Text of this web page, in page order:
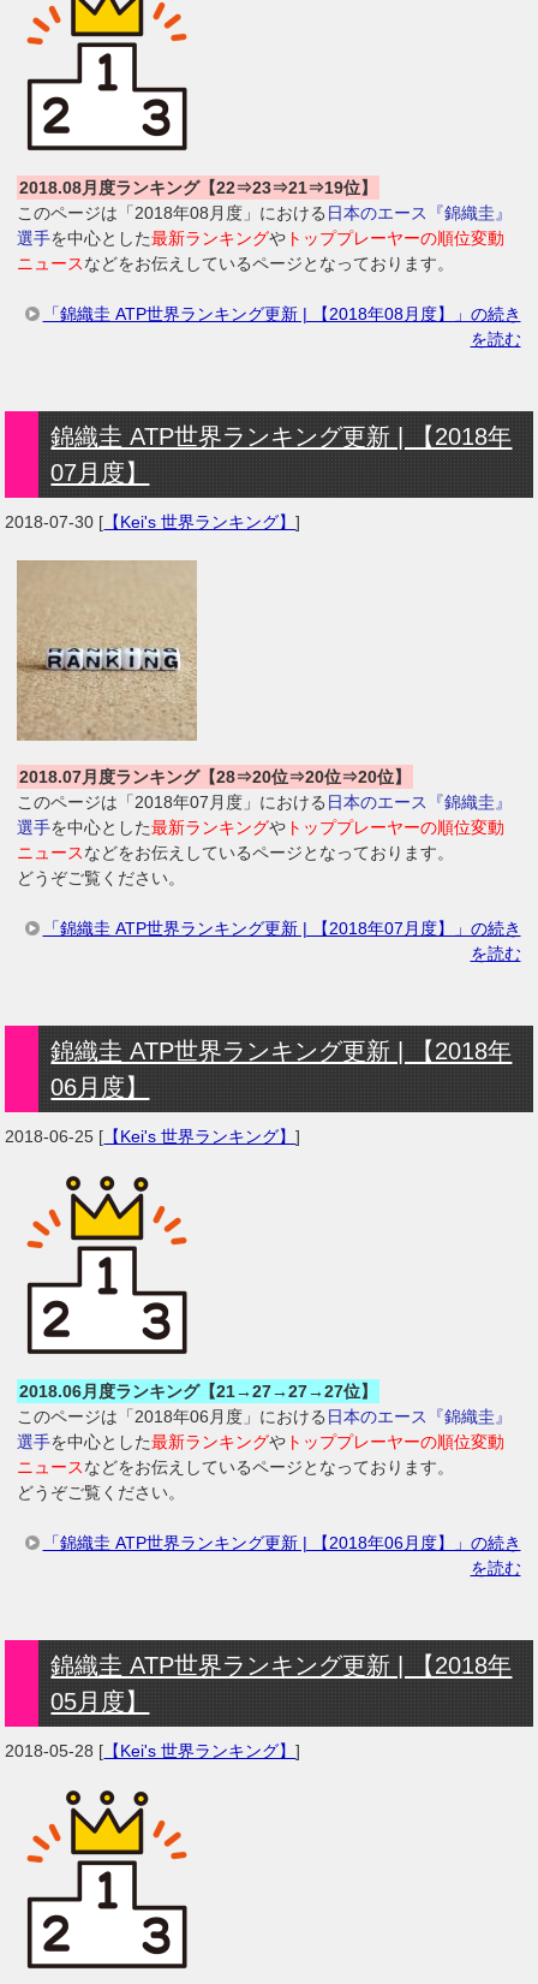
2018.08月度ランキング【22⇒23⇒21⇒19位】
このページは「2018年08月度」における 日本のエース『錦織圭』
選手を中心とした最新ランキングや トッププレーヤーの順位変動
ニュースなどをお伝えしているページとなっております。
「錦織圭 ATP世界ランキング更新 | 【2018年08月度】」の続き
を読む
錦織圭 ATP世界ランキング更新 | 【2018年
07月度】
2018-07-30 [ 【Kei's 世界ランキング】]
2018.07月度ランキング【28⇒20位⇒20位⇒20位】
このページは「2018年07月度」における 日本のエース『錦織圭』
選手を中心とした最新ランキングや トッププレーヤーの順位変動
ニュースなどをお伝えしているページとなっております。
どうぞご覧ください。
「錦織圭 ATP世界ランキング更新 | 【2018年07月度】」の続き
を読む
錦織圭 ATP世界ランキング更新 | 【2018年
06月度】
2018-06-25 [ 【Kei's 世界ランキング】]
2018.06月度ランキング【21→27→27→27位】
このページは「2018年06月度」における 日本のエース『錦織圭』
選手を中心とした最新ランキングや トッププレーヤーの順位変動
ニュースなどをお伝えしているページとなっております。
どうぞご覧ください。
「錦織圭 ATP世界ランキング更新 | 【2018年06月度】」の続き
を読む
錦織圭 ATP世界ランキング更新 | 【2018年
05月度】
2018-05-28 [ 【Kei's 世界ランキング】]